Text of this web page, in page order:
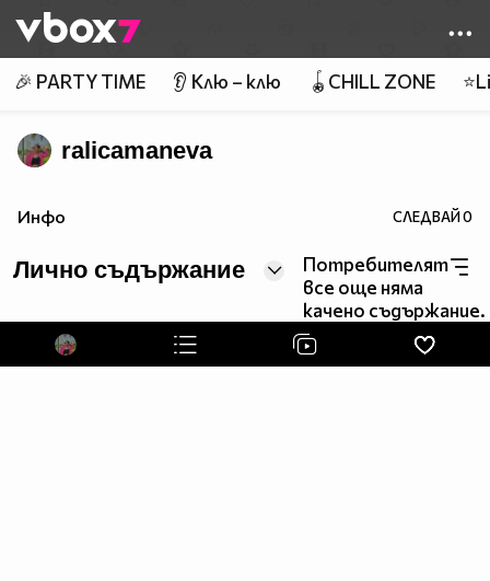
👾
🎉 PARTY TIME 👂 Клю – клю 🪀CHILL ZONE
ralicamaneva
Инфо СЛЕДВАЙ0
Лично съдържание
Потребителят
все още няма
качено съдържание.